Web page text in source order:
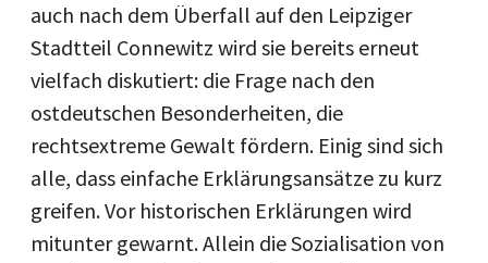
auch nach dem Überfall auf den Leipziger
Stadtteil Connewitz wird sie bereits erneut
vielfach diskutiert: die Frage nach den
ostdeutschen Besonderheiten, die
rechtsextreme Gewalt fördern. Einig sind sich
alle, dass einfache Erklärungsansätze zu kurz
greifen. Vor historischen Erklärungen wird
mitunter gewarnt. Allein die Sozialisation von